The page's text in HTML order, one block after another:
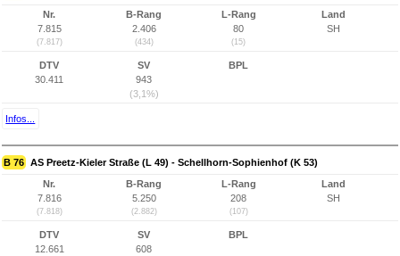
Nr.
7.815
(7.817)
B-Rang
2.406
(434)
L-Rang
80
(15)
Land
SH
DTV
30.411
SV
943
(3,1%)
BPL
Infos...
B 76 AS Preetz-Kieler Straße (L 49) - Schellhorn-Sophienhof (K 53)
Nr.
7.816
(7.818)
B-Rang
5.250
(2.882)
L-Rang
208
(107)
Land
SH
DTV
12.661
SV
608
BPL